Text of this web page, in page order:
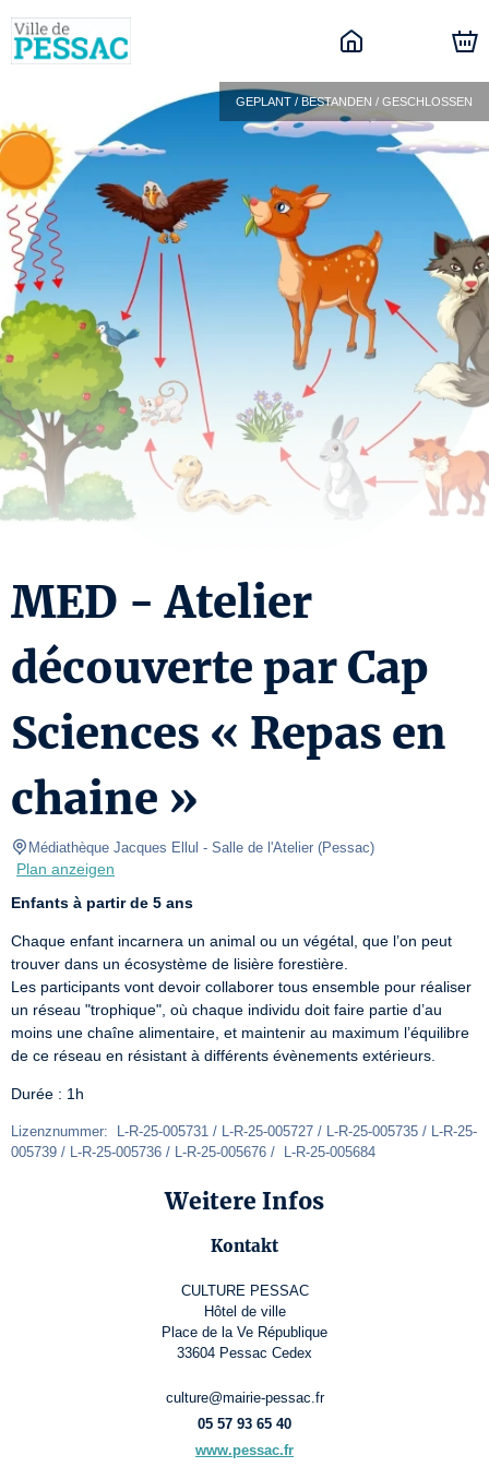
GEPLANT / BESTANDEN / GESCHLOSSEN
MED - Atelier
découverte par Cap
Sciences « Repas en
chaine »
Médiathèque Jacques Ellul - Salle de l'Atelier (Pessac)
Plan anzeigen
Enfants à partir de 5 ans
Chaque enfant incarnera un animal ou un végétal, que l’on peut
trouver dans un écosystème de lisière forestière.
Les participants vont devoir collaborer tous ensemble pour réaliser
un réseau "trophique", où chaque individu doit faire partie d’au
moins une chaîne alimentaire, et maintenir au maximum l’équilibre
de ce réseau en résistant à différents évènements extérieurs.
Durée : 1h
Lizenznummer:  L-R-25-005731 / L-R-25-005727 / L-R-25-005735 / L-R-25-
005739 / L-R-25-005736 / L-R-25-005676 /  L-R-25-005684
Weitere Infos
Kontakt
CULTURE PESSAC
Hôtel de ville
Place de la Ve République
33604 Pessac Cedex
culture@mairie-pessac.fr
05 57 93 65 40
www.pessac.fr